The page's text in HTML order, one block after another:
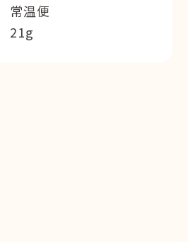
常温便
21g